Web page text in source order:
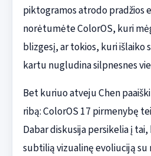
piktogramos atrodo pradžios
norėtumėte ColorOS, kuri
blizgesį, ar tokios, kuri išlaiko
kartu nugludina silpnesnes
Bet kuriuo atveju Chen
ribą: ColorOS 17 pirmenybę
Dabar diskusija persikelia į
subtilią vizualinę evoliuciją su